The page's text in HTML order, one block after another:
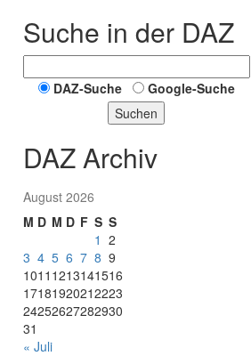
Suche in der DAZ
DAZ-Suche
Google-Suche
Suchen
DAZ Archiv
August 2026
M D M D F S S
1 2
3 4 5 6 7 8 9
1011 1213141516
17181920212223
24252627282930
31
« Juli